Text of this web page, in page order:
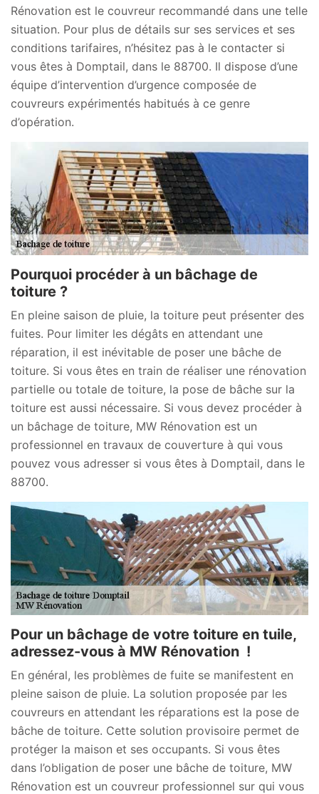
Rénovation est le couvreur recommandé dans une telle
situation. Pour plus de détails sur ses services et ses
conditions tarifaires, n’hésitez pas à le contacter si
vous êtes à Domptail, dans le 88700. Il dispose d’une
équipe d’intervention d’urgence composée de
couvreurs expérimentés habitués à ce genre
d’opération.
Pourquoi procéder à un bâchage de
toiture ?
En pleine saison de pluie, la toiture peut présenter des
fuites. Pour limiter les dégâts en attendant une
réparation, il est inévitable de poser une bâche de
toiture. Si vous êtes en train de réaliser une rénovation
partielle ou totale de toiture, la pose de bâche sur la
toiture est aussi nécessaire. Si vous devez procéder à
un bâchage de toiture, MW Rénovation est un
professionnel en travaux de couverture à qui vous
pouvez vous adresser si vous êtes à Domptail, dans le
88700.
Pour un bâchage de votre toiture en tuile,
adressez-vous à MW Rénovation !
En général, les problèmes de fuite se manifestent en
pleine saison de pluie. La solution proposée par les
couvreurs en attendant les réparations est la pose de
bâche de toiture. Cette solution provisoire permet de
protéger la maison et ses occupants. Si vous êtes
dans l’obligation de poser une bâche de toiture, MW
Rénovation est un couvreur professionnel sur qui vous